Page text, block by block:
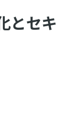
とセキ